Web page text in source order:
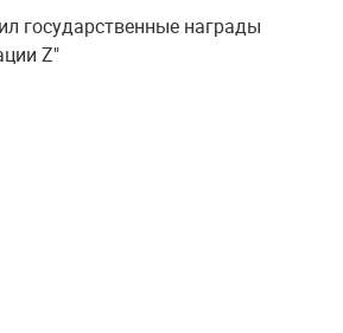
государственные награды
Z"